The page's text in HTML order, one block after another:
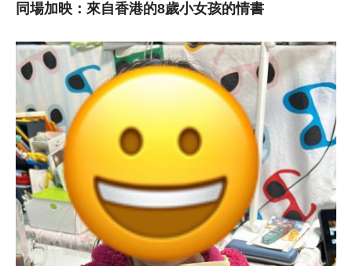
同場加映：來自香港的8歲小女孩的情書